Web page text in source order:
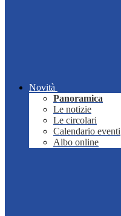
Novità
Panoramica
Le notizie
Le circolari
Calendario eventi
Albo online